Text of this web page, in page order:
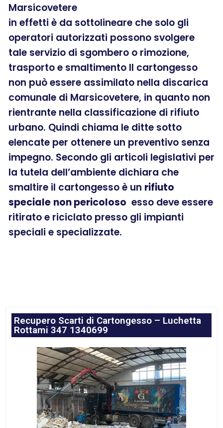
Marsicovetere
in effetti è da sottolineare che solo gli
operatori autorizzati possono svolgere
tale servizio di sgombero o rimozione,
trasporto e smaltimento Il cartongesso
non può essere assimilato nella discarica
comunale di Marsicovetere, in quanto non
rientrante nella classificazione di rifiuto
urbano. Quindi chiama le ditte sotto
elencate per ottenere un preventivo senza
impegno. Secondo gli articoli legislativi per
la tutela dell’ambiente dichiara che
smaltire il cartongesso è un rifiuto
speciale non pericoloso esso deve essere
ritirato e riciclato presso gli impianti
speciali e specializzate.
Recupero Scarti di Cartongesso – Luchetta
Rottami 347 1340699